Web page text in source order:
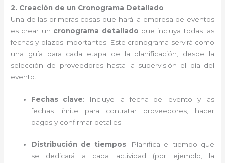
2. Creación de un Cronograma Detallado
Una de las primeras cosas que hará la empresa de eventos
es crear un cronograma detallado que incluya todas las
fechas y plazos importantes. Este cronograma servirá como
una guía para cada etapa de la planificación, desde la
selección de proveedores hasta la supervisión el día del
evento.
Fechas clave: Incluye la fecha del evento y las
fechas límite para contratar proveedores, hacer
pagos y confirmar detalles.
Distribución de tiempos: Planifica el tiempo que
se dedicará a cada actividad (por ejemplo, la